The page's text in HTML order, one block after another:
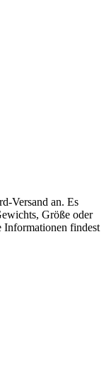
Versand an. Es
Größe oder
Informationen findest